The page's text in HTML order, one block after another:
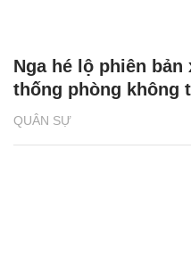
QUÂN SỰ
Nga hé lộ phiên bản
thống phòng không